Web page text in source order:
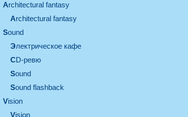
architectural fantasy
architectural fantasy
sound
электрическое кафе
CD-ревю
sound
Sound flashback
vision
vision